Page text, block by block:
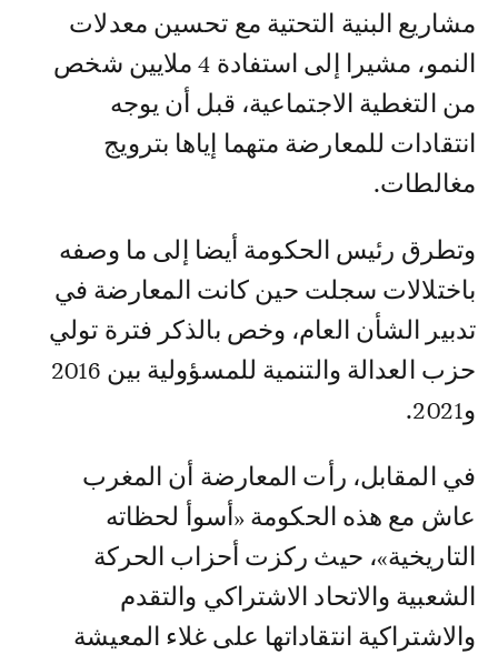
مشاريع البنية التحتية مع تحسين معدلات
النمو، مشيرا إلى استفادة 4 ملايين شخص
من التغطية الاجتماعية، قبل أن يوجه
انتقادات للمعارضة متهما إياها بترويج
مغالطات.
وتطرق رئيس الحكومة أيضا إلى ما وصفه
باختلالات سجلت حين كانت المعارضة في
تدبير الشأن العام، وخص بالذكر فترة تولي
حزب العدالة والتنمية للمسؤولية بين 2016
و2021.
في المقابل، رأت المعارضة أن المغرب
عاش مع هذه الحكومة «أسوأ لحظاته
التاريخية»، حيث ركزت أحزاب الحركة
الشعبية والاتحاد الاشتراكي والتقدم
والاشتراكية انتقاداتها على غلاء المعيشة